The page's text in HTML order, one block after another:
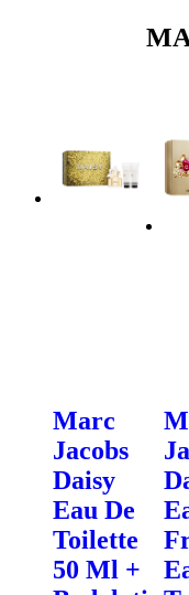
Marc
Jacobs
Daisy
Eau De
Toilette
50 Ml +